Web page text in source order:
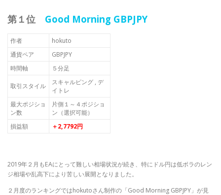
第１位 Good Morning GBPJPY
作者
hokuto
通貨ペア
GBPJPY
時間軸
５分足
取引スタイル
スキャルピング , デ
イトレ
最大ポジショ
ン数
片側１～４ポジショ
ン（選択可能）
損益額
＋2,7792円
2019年２月もEAにとって難しい相場状況が続き、特にドル円は低ボラのレン
ジ相場や乱高下により苦しい展開となりました。
２月度のランキングではhokutoさん制作の「Good Morning GBPJPY」が見